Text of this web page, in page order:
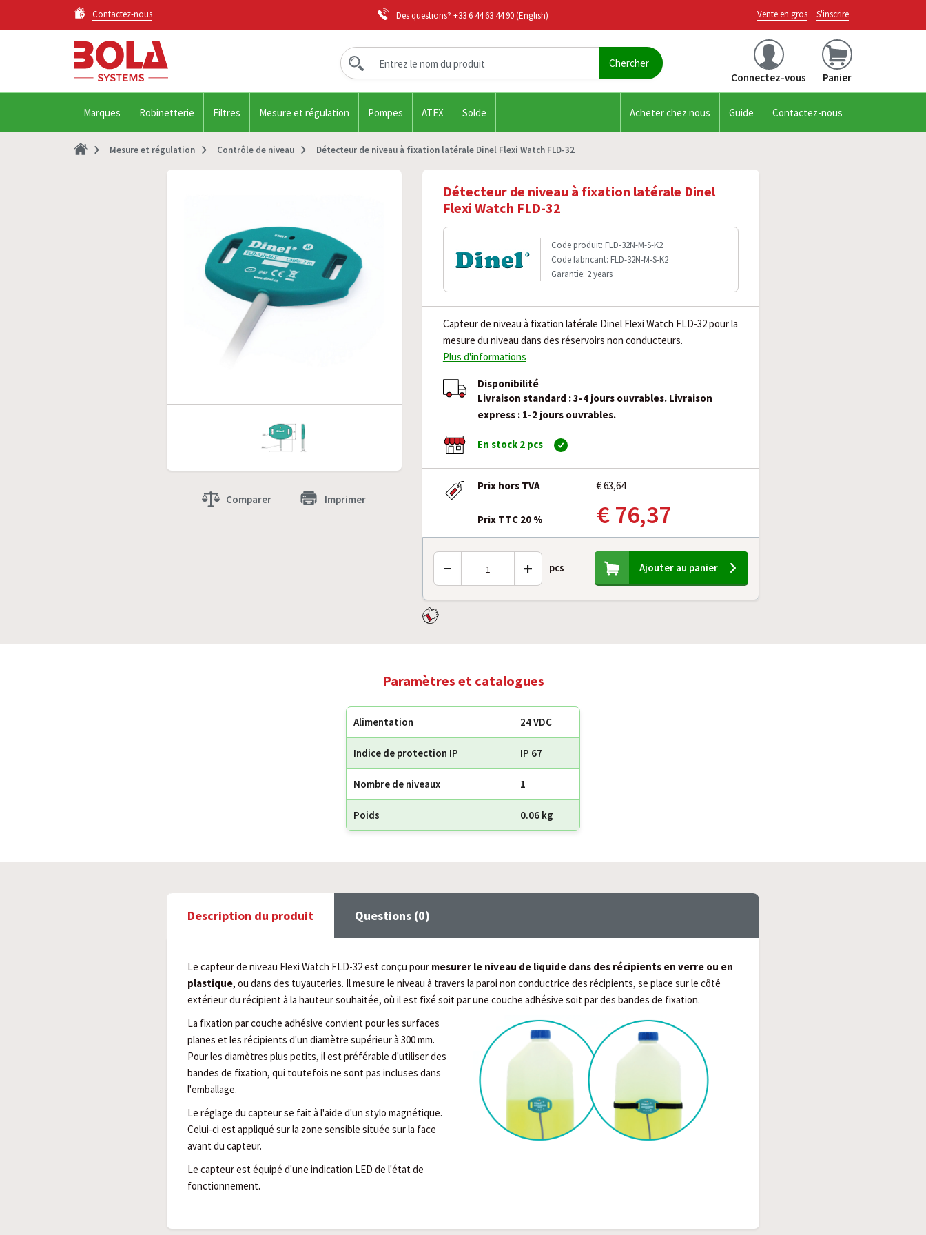
Contactez-nous Des questions? +33 6 44 63 44 90(English) Vente en gros S'inscrire
Connectez-vous Panier
Marques Robinetterie Filtres Mesure et régulation Pompes ATEX Solde Acheter chez nous Guide Contactez-nous
Mesure et régulation Contrôle de niveau Détecteur de niveau à fixation latérale Dinel Flexi Watch FLD-32
Comparer Imprimer
Détecteur de niveau à fixation latérale Dinel
Flexi Watch FLD-32
Code produit: FLD-32N-M-S-K2
Code fabricant: FLD-32N-M-S-K2
Garantie: 2 years
Capteur de niveau à fixation latérale Dinel Flexi Watch FLD-32 pour la
mesure du niveau dans des réservoirs non conducteurs.
Plus d'informations
Disponibilité
Livraison standard : 3-4 jours ouvrables. Livraison
express : 1-2 jours ouvrables.
En stock 2 pcs
Prix hors TVA € 63,64
Prix TTC 20 % € 76,37
pcs
− + Ajouter au panier
Paramètres et catalogues
Alimentation 24 VDC
Indice de protection IP IP 67
Nombre de niveaux 1
Poids 0.06 kg
Description du produit Questions (0)
Le capteur de niveau Flexi Watch FLD-32 est conçu pour mesurer le niveau de liquide dans des récipients en verre ou en
plastique, ou dans des tuyauteries. Il mesure le niveau à travers la paroi non conductrice des récipients, se place sur le côté
extérieur du récipient à la hauteur souhaitée, où il est fixé soit par une couche adhésive soit par des bandes de fixation.
La fixation par couche adhésive convient pour les surfaces
planes et les récipients d'un diamètre supérieur à 300 mm.
Pour les diamètres plus petits, il est préférable d'utiliser des
bandes de fixation, qui toutefois ne sont pas incluses dans
l'emballage.
Le réglage du capteur se fait à l'aide d'un stylo magnétique.
Celui-ci est appliqué sur la zone sensible située sur la face
avant du capteur.
Le capteur est équipé d'une indication LED de l'état de
fonctionnement.